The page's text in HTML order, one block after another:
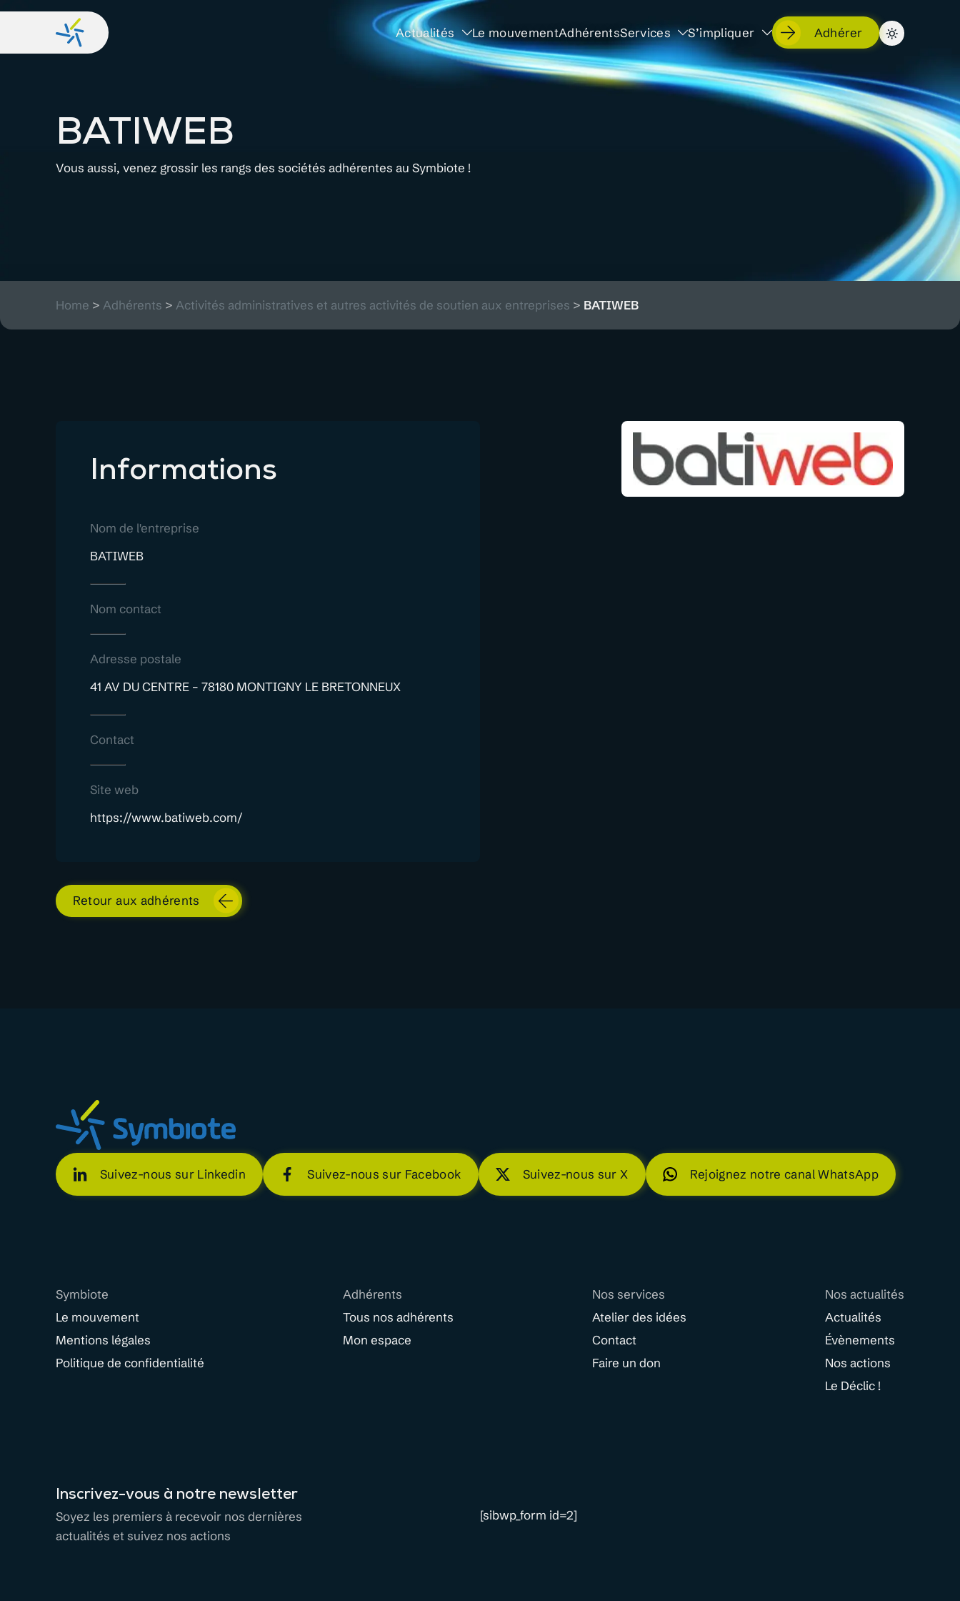
Actualités Le mouvementAdhérentsServices S’impliquer Adhérer
BATIWEB
Vous aussi, venez grossir les rangs des sociétés adhérentes au Symbiote !
Home > Adhérents > Activités administratives et autres activités de soutien aux entreprises > BATIWEB
Informations
Nom de l'entreprise
BATIWEB
Nom contact
Adresse postale
41 AV DU CENTRE – 78180 MONTIGNY LE BRETONNEUX
Contact
Site web
https://www.batiweb.com/
Retour aux adhérents
Suivez-nous sur Linkedin Suivez-nous sur Facebook Suivez-nous sur X Rejoignez notre canal WhatsApp
Symbiote
Le mouvement
Mentions légales
Politique de confidentialité
Adhérents
Tous nos adhérents
Mon espace
Nos services
Atelier des idées
Contact
Faire un don
Nos actualités
Actualités
Évènements
Nos actions
Le Déclic !
Inscrivez-vous à notre newsletter
Soyez les premiers à recevoir nos dernières
actualités et suivez nos actions
[sibwp_form id=2]